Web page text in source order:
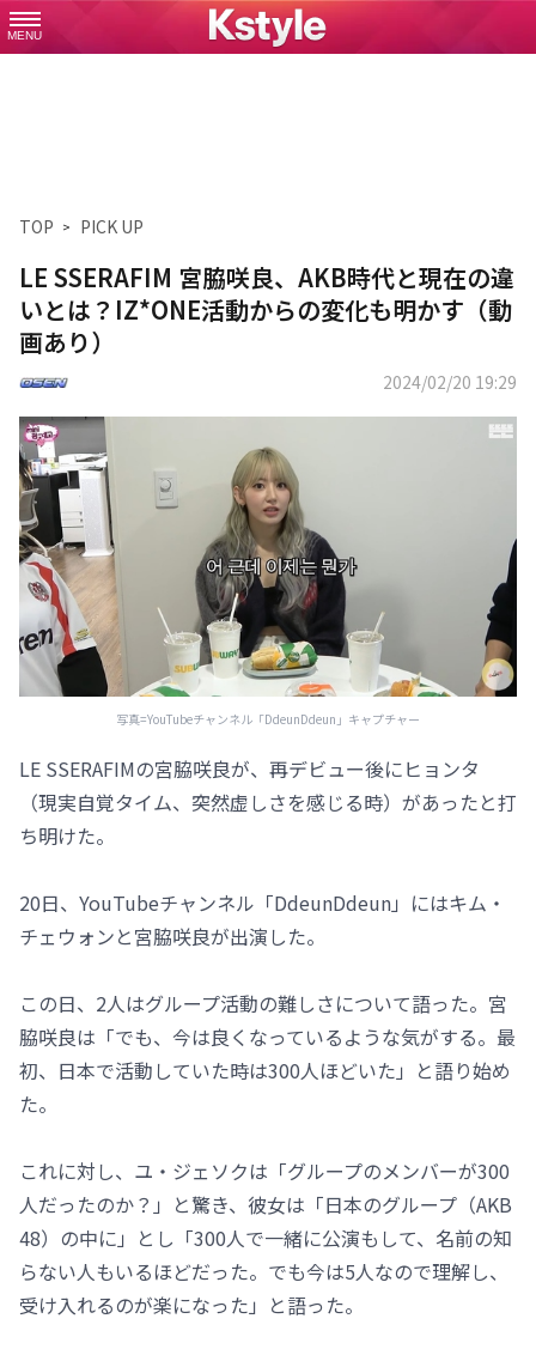
MENU
TOP PICK UP
LE SSERAFIM 宮脇咲良、AKB時代と現在の違
いとは？IZ*ONE活動からの変化も明かす（動
画あり）
2024/02/20 19:29
写真=YouTubeチャンネル「DdeunDdeun」キャプチャー
LE SSERAFIMの宮脇咲良が、再デビュー後にヒョンタ
（現実自覚タイム、突然虚しさを感じる時）があったと打
ち明けた。
20日、YouTubeチャンネル「DdeunDdeun」にはキム・
チェウォンと宮脇咲良が出演した。
この日、2人はグループ活動の難しさについて語った。宮
脇咲良は「でも、今は良くなっているような気がする。最
初、日本で活動していた時は300人ほどいた」と語り始め
た。
これに対し、ユ・ジェソクは「グループのメンバーが300
人だったのか？」と驚き、彼女は「日本のグループ（AKB
48）の中に」とし「300人で一緒に公演もして、名前の知
らない人もいるほどだった。でも今は5人なので理解し、
受け入れるのが楽になった」と語った。